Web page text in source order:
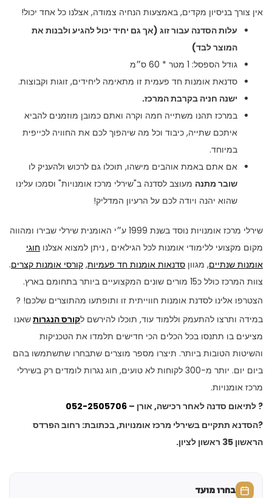
אין צורך בניסיון מקדים, באמצעות הנחיה צמודה, אצלנו כל אחד יכול!
עלות הסדנה עבור זוג (אך גם יחיד יכול להגיע ולבנות את
המוצר לבד)
גודל הספסל: 1 מטר * 60 ס״מ
סדנאת אומנות חד פעמית זו מתאימה ליחידים, זוגות וקבוצות.
ישנה חניה בקרבת המרכז.
במרכז תהנו משתייה חמה וקרה ואתם כמובן מוזמנים להביא
איתכם שתייה, כיבוד וכל מה שיהפוך לכם את החוויה לכייפית
במיוחד.
אם אתם באמת אוהבים מישהו, תוכלו גם לרכוש ולהעניק לו
שובר מתנה מעוצב לסדנה ב"שירלי מרכז אומנויות" וסמכו עלינו
שהוא יהנה ויודה לכם על הרעיון המדליק!
שירלי מרכז אומנויות נוסד בשנת 1999 ע״י האומנית שירלי שבירו ומהווה
מקום מקצועי ללימודי אומנות לכל הגילאים , ניתן למצוא אצלנו חוגי
אומנות שנתיים, מגוון סדנאות אומנות חד פעמיות, קורסי אומנות קצרים.
צוות המרכז כולל כ15 מורים שונים המקצועיים ביותר בתחומם בארץ.
הצטרפו אלינו לסדנת אומנות חווייתית זו ותופתעו מהתוצרים שלכם! ?
במידה ותרצו להתעמק וללמוד עוד, תוכלו להירשם לקורס הנגרותשאנו
מציעים בו תתנסו בכל הכלים הכי חדישים תלמדו את הטכניקות
והשיטות הטובות ביותר. תיצרו מספר מוצרים שתבחרו שתשתמשו בהם
ביום יום. יותר מ-300 לקוחות לא טועים, חוג נגרות לומדים רק בשירלי
מרכז אומנויות.
? לתיאום סדנה לאחר רכישה, אורן – 052-2505706
?הסדנא תתקיים בשירלי מרכז אומנויות, בכתובת: רחוב הפרדס
הראשון 35 ראשון לציון.
בחרו מועד